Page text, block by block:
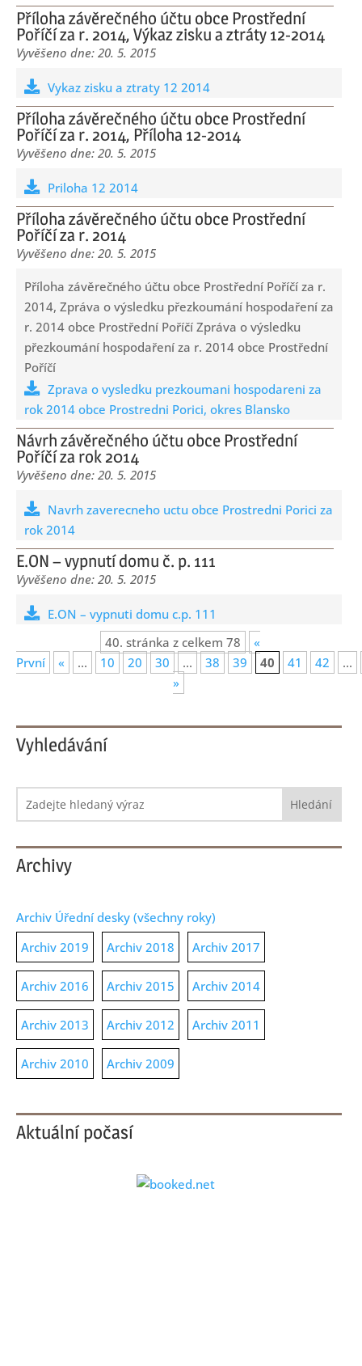
Příloha závěrečného účtu obce Prostřední
Poříčí za r. 2014, Výkaz zisku a ztráty 12-2014
20. 5. 2015
Vykaz zisku a ztraty 12 2014
Příloha závěrečného účtu obce Prostřední
Poříčí za r. 2014, Příloha 12-2014
20. 5. 2015
Priloha 12 2014
Příloha závěrečného účtu obce Prostřední
Poříčí za r. 2014
20. 5. 2015
Příloha závěrečného účtu obce Prostřední Poříčí za r.
2014, Zpráva o výsledku přezkoumání hospodaření za
r. 2014 obce Prostřední Poříčí Zpráva o výsledku
přezkoumání hospodaření za r. 2014 obce Prostřední
Poříčí
Zprava o vysledku prezkoumani hospodareni za
rok 2014 obce Prostredni Porici, okres Blansko
Návrh závěrečného účtu obce Prostřední
Poříčí za rok 2014
20. 5. 2015
Navrh zaverecneho uctu obce Prostredni Porici za
rok 2014
E.ON – vypnutí domu č. p. 111
20. 5. 2015
E.ON – vypnuti domu c.p. 111
40. stránka z celkem 78
«
První
« ... 10 20 30 ... 38 39 40 41 42
...
»
Vyhledávání
Archivy
Archiv Úřední desky (všechny roky)
Archiv 2019
Archiv 2018 Archiv 2017
Archiv 2016 Archiv 2015 Archiv 2014
Archiv 2013 Archiv 2012 Archiv 2011
Archiv 2010 Archiv 2009
Aktuální počasí